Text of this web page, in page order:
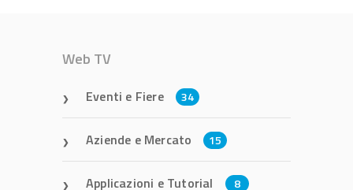
Web TV
Eventi e Fiere 34
Aziende e Mercato 15
Applicazioni e Tutorial 8